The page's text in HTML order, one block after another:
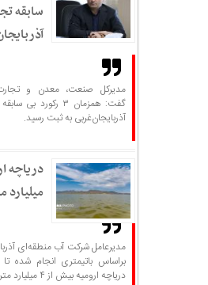
سابقه
مدیرکل صنعت، معدن و تجارت
گفت: همزمان ۳
آذربایجان‌غربی به ثبت رسید.
مدیرعامل شرکت آب منطقه‌ای
دریاچه ارومیه بیش از ۴ میلیارد متر مکعب آب دارد.